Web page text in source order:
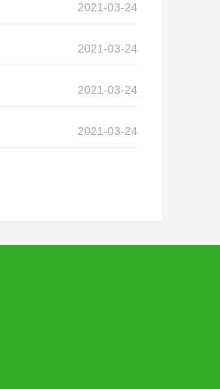
2021-03-24
2021-03-24
2021-03-24
2021-03-24